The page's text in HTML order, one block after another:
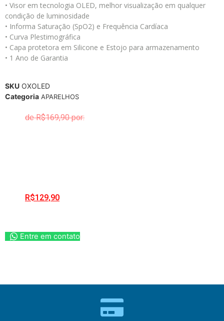
• Visor em tecnologia OLED, melhor visualização em qualquer
condição de luminosidade
• Informa Saturação (SpO2) e Frequência Cardíaca
• Curva Plestimográfica
• Capa protetora em Silicone e Estojo para armazenamento
• 1 Ano de Garantia
SKU OXOLED
Categoria APARELHOS
R$169,90
R$129,90
Entre em contato